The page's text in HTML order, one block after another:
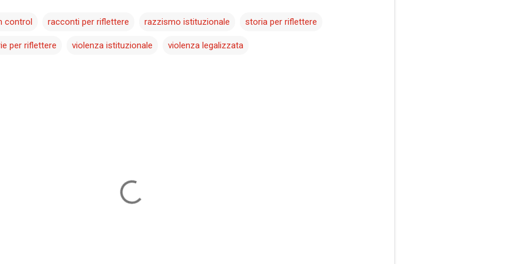
control racconti per riflettere razzismo istituzionale storia per riflettere
per riflettere violenza istituzionale violenza legalizzata